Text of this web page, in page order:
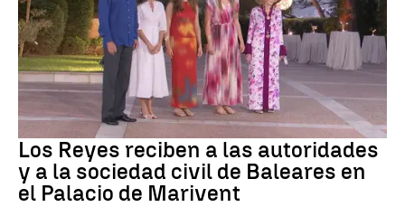
Familia Real
Los Reyes reciben a las autoridades
y a la sociedad civil de Baleares en
el Palacio de Marivent